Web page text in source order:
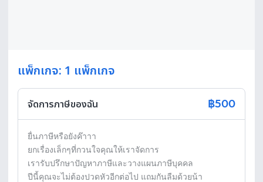
แพ็กเกจ: 1 แพ็กเกจ
จัดการภาษีของฉัน ฿500
ยื่นภาษีหรือยังค๊าาา
ยกเรื่องเล็กๆที่กวนใจคุณให้เราจัดการ
เรารับปรึกษาปัญหาภาษีและวางแผนภาษีบุคคล
ปีนี้คุณจะไม่ต้องปวดหัวอีกต่อไป แถมกันลืมด้วยน้า